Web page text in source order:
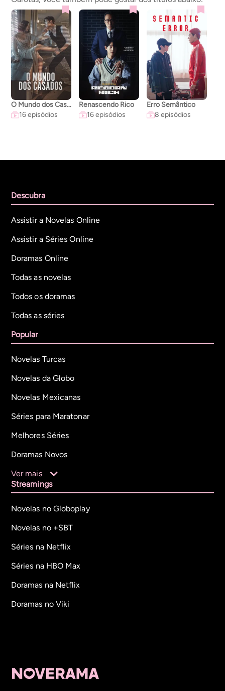
O Mundo dos Casados
16 episódios
Renascendo Rico
16 episódios
Erro Semântico
8 episódios
Descubra
Assistir a Novelas Online
Assistir a Séries Online
Doramas Online
Todas as novelas
Todos os doramas
Todas as séries
Popular
Novelas Turcas
Novelas da Globo
Novelas Mexicanas
Séries para Maratonar
Melhores Séries
Doramas Novos
Ver mais
Streamings
Novelas no Globoplay
Novelas no +SBT
Séries na Netflix
Séries na HBO Max
Doramas na Netflix
Doramas no Viki